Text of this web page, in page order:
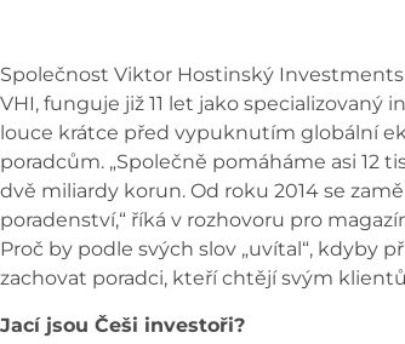
Společnost Viktor Hostinský
VHI, funguje již 11 let jako specializovaný
louce krátce před vypuknutím globální
poradcům. „Společně pomáháme asi
dvě miliardy korun. Od roku 2014 se
poradenství,“ říká v rozhovoru pro
Proč by podle svých slov „uvítal“, kdyby
zachovat poradci, kteří chtějí svým
Jací jsou Češi investoři?